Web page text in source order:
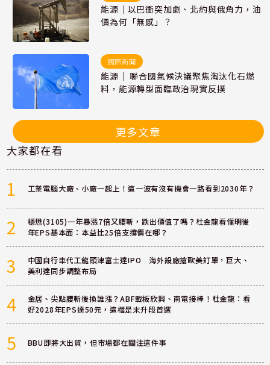
能源｜以巴衝突加劇、北約與俄角力，油
價為何「無感」？
國際新聞
能源｜ 聯合國氣候決議聚焦淘汰化石燃
料，能源轉型面臨政治現實反撲
更多文章
大家都在看
1 工業電腦大廠、小廠一起上！這一波有沒有機會一路看到2030年？
2
穩懋(3105)一年暴漲7倍又腰斬，跌出價值了嗎？杜金龍看懂明後
年EPS基本面：本益比25倍支撐價在哪？
3
中國自行車代工龍頭津富士達IPO 海外設廠搶歐美訂單，巨大、
美利達同步調整布局
4
金居、尖點腰斬後換誰漲？ABF載板欣興、南電接棒！杜金龍：看
好2028年EPS達50元，這檔是末升段首選
5 BBU即將大出貨，但市場都在關注這件事